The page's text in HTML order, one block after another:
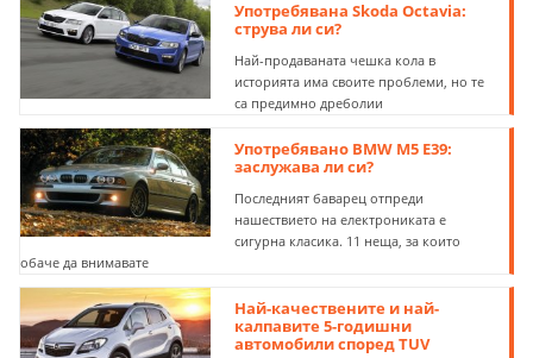
Употребявана Skoda Octavia:
струва ли си?
Най-продаваната чешка кола в
историята има своите проблеми, но те
са предимно дреболии
Употребявано BMW M5 E39:
заслужава ли си?
Последният баварец отпреди
нашествието на електрониката е
сигурна класика. 11 неща, за които
обаче да внимавате
Най-качествените и най-
калпавите 5-годишни
автомобили според TUV